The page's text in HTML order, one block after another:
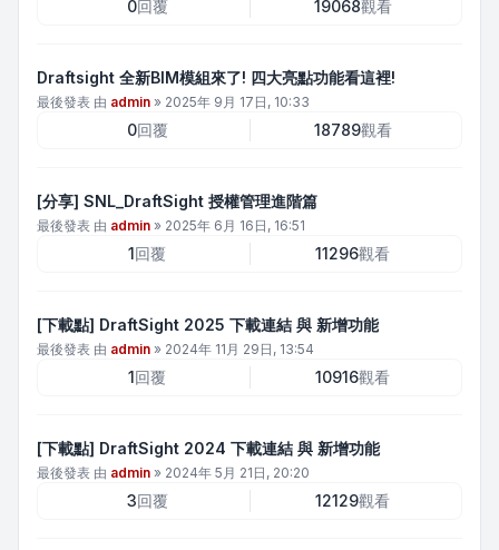
0回覆 19068觀看
Draftsight 全新BIM模組來了! 四大亮點功能看這裡!
最後發表 由 admin » 2025年 9月 17日, 10:33
0回覆 18789觀看
[分享] SNL_DraftSight 授權管理進階篇
最後發表 由 admin » 2025年 6月 16日, 16:51
1回覆 11296觀看
[下載點] DraftSight 2025 下載連結 與 新增功能
最後發表 由 admin » 2024年 11月 29日, 13:54
1回覆 10916觀看
[下載點] DraftSight 2024 下載連結 與 新增功能
最後發表 由 admin » 2024年 5月 21日, 20:20
3回覆 12129觀看